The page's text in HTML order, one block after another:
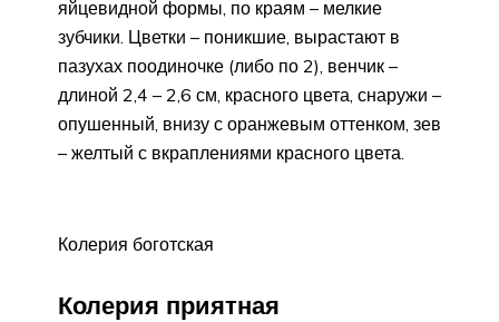
яйцевидной формы, по краям – мелкие
зубчики. Цветки – поникшие, вырастают в
пазухах поодиночке (либо по 2), венчик –
длиной 2,4 – 2,6 см, красного цвета, снаружи –
опушенный, внизу с оранжевым оттенком, зев
– желтый с вкраплениями красного цвета.
Колерия боготская
Колерия приятная